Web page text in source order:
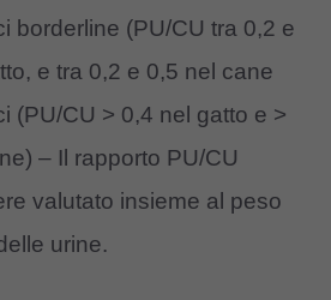
borderline (PU/CU tra 0,2 e
e tra 0,2 e 0,5 nel cane
(PU/CU > 0,4 nel gatto e >
– Il rapporto PU/CU
valutato insieme al peso
urine.